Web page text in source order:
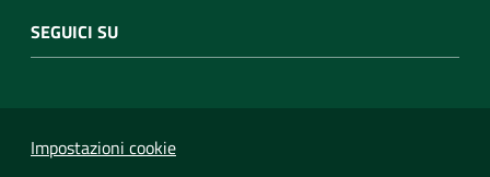
SEGUICI SU
Impostazioni cookie